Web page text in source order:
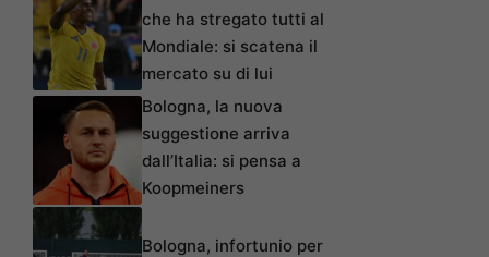
che ha stregato tutti al
Mondiale: si scatena il
mercato su di lui
Bologna, la nuova
suggestione arriva
dall’Italia: si pensa a
Koopmeiners
Bologna, infortunio per